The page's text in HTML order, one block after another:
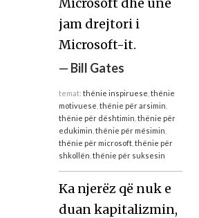
jam drejtori i
Microsoft-it.
— Bill Gates
temat: thënie inspiruese thënie
motivuese thënie për arsimin
thënie për dështimin thënie për
edukimin thënie për mësimin
thënie për microsoft, thënie për
shkollën thënie për suksesin
Ka njerëz që nuk e
duan kapitalizmin,